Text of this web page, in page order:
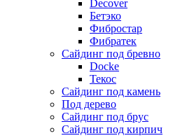
Decover
Бетэко
Фибростар
Фибратек
Сайдинг под бревно
Docke
Текос
Сайдинг под камень
Под дерево
Сайдинг под брус
Сайдинг под кирпич